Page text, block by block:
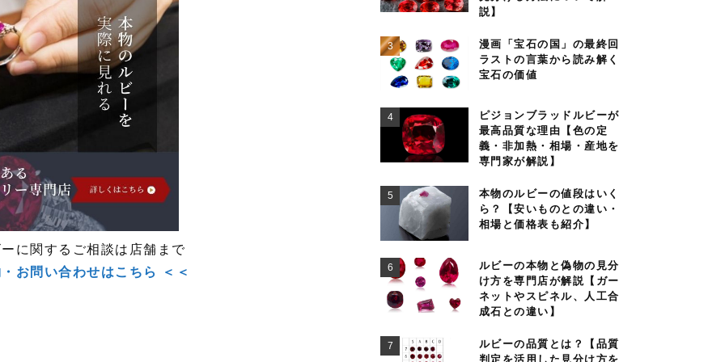
に関するご相談は店舗まで
お問い合わせはこちら ＜＜
説】
漫画「宝石の国」の最終回
ラストの言葉から読み解く
宝石の価値
ピジョンブラッドルビーが
最高品質な理由【色の定
義・非加熱・相場・産地を
専門家が解説】
本物のルビーの値段はいく
ら？【安いものとの違い・
相場と価格表も紹介】
ルビーの本物と偽物の見分
け方を専門店が解説【ガー
ネットやスピネル、人工合
成石との違い】
ルビーの品質とは？【品質
判定を活用した見分け方を